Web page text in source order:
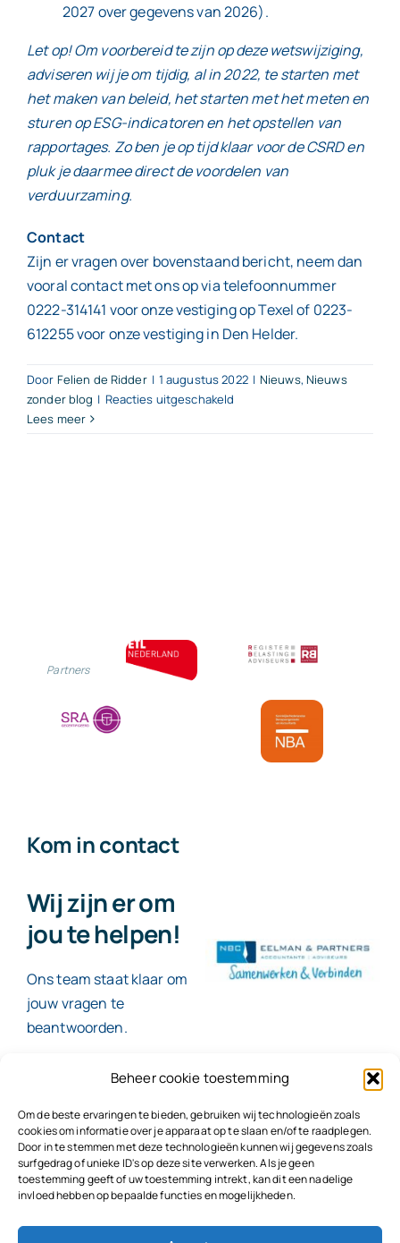
Beheer cookie toestemming
Om de beste ervaringen te bieden, gebruiken wij technologieën zoals
cookies om informatie over je apparaat op te slaan en/of te raadplegen.
Door in te stemmen met deze technologieën kunnen wij gegevens zoals
surfgedrag of unieke ID's op deze site verwerken. Als je geen
toestemming geeft of uw toestemming intrekt, kan dit een nadelige
invloed hebben op bepaalde functies en mogelijkheden.
2027 over gegevens van 2026).
Let op! Om voorbereid te zijn op deze wetswijziging,
adviseren wij je om tijdig, al in 2022, te starten met
het maken van beleid, het starten met het meten en
sturen op ESG-indicatoren en het opstellen van
rapportages. Zo ben je op tijd klaar voor de CSRD en
pluk je daarmee direct de voordelen van
verduurzaming.
Contact
Zijn er vragen over bovenstaand bericht, neem dan
vooral contact met ons op via telefoonnummer
0222-314141 voor onze vestiging op Texel of 0223-
612255 voor onze vestiging in Den Helder.
Door Felien de Ridder | 1 augustus 2022 | Nieuws, Nieuws
zonder blog | Reacties uitgeschakeld
Lees meer
Partners
Kom in contact
Wij zijn er om
jou te helpen!
Ons team staat klaar om
jouw vragen te
beantwoorden.
Contact
© 2026NBC Eelman & Partners |KvK: 78187591
Algemene voorwaarden|Disclaimer | Copyright |